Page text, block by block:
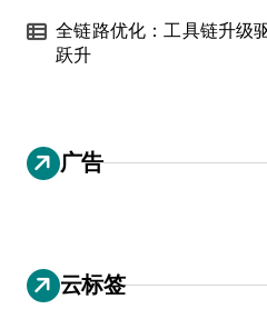
全链路优化：工具链升级
跃升
广告
云标签